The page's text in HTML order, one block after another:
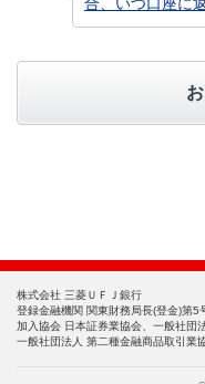
株式会社 三菱ＵＦＪ銀行
登録金融機関 関東財務局長(登金)第5
加入協会 日本証券業協会、一般社団
一般社団法人 第二種金融商品取引業